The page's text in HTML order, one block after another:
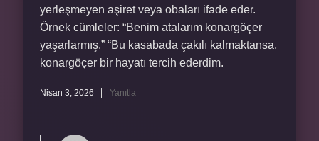
yerleşmeyen aşiret veya obaları ifade eder.
Örnek cümleler: “Benim atalarım konargöçer
yaşarlarmış.” “Bu kasabada çakılı kalmaktansa,
konargöçer bir hayatı tercih ederdim.
Nisan 3, 2026 Yanıtla